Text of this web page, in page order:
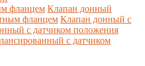
фланцем Клапан донный
фланцем Клапан донный с
с датчиком положения
с датчиком